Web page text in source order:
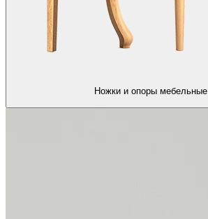
Ножки и опоры мебельные